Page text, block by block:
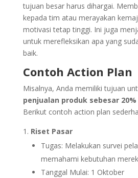
tujuan besar harus dihargai.
kepada tim atau merayakan
motivasi tetap tinggi. Ini juga
untuk merefleksikan apa yang
baik.
Contoh Action Plan
Misalnya, Anda memiliki tujuan
penjualan produk sebesar
Berikut contoh action plan
Riset Pasar
Tugas: Melakukan survei
memahami kebutuhan
Tanggal Mulai: 1 Oktober